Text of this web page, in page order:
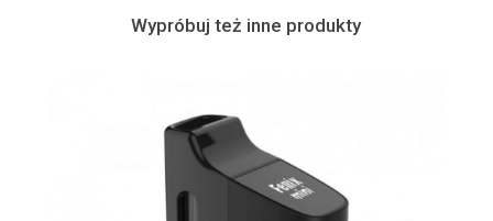
Wypróbuj też inne produkty